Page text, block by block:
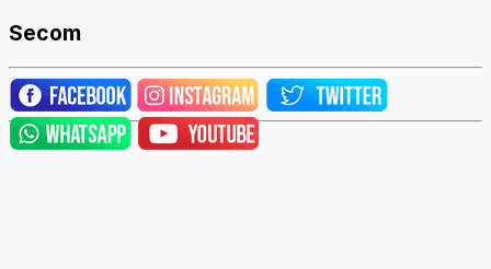
Secom